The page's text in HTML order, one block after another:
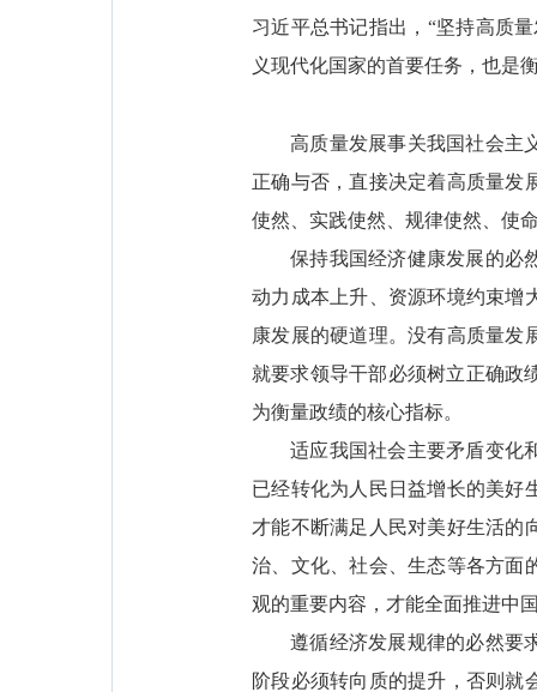
习近平总书记指出，“坚持高质
义现代化国家的首要任务，也是
高质量发展事关我国社会主
正确与否，直接决定着高质量发
使然、实践使然、规律使然、使
保持我国经济健康发展的必
动力成本上升、资源环境约束增
康发展的硬道理。没有高质量发
就要求领导干部必须树立正确政
为衡量政绩的核心指标。
适应我国社会主要矛盾变化
已经转化为人民日益增长的美好
才能不断满足人民对美好生活的
治、文化、社会、生态等各方面
观的重要内容，才能全面推进中
遵循经济发展规律的必然要
阶段必须转向质的提升，否则就